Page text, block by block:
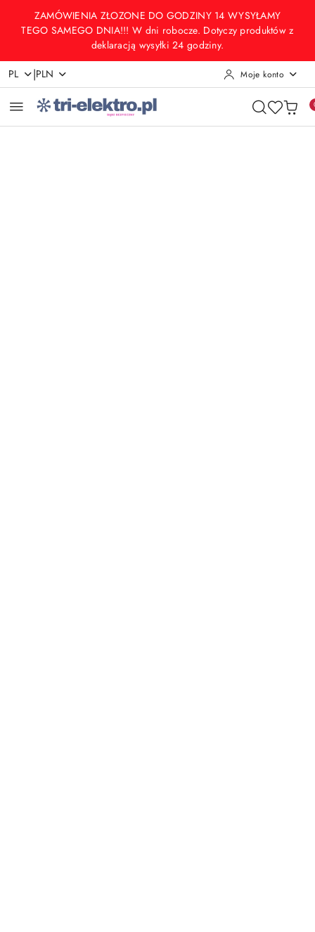
Przejdź do treści głównej
Przejdź do wyszukiwarki
Przejdź do moje konto
Przejdź do menu głównego
Przejdź do opisu produktu
Przejdź do stopki
ZAMÓWIENIA ZŁOZONE DO GODZINY 14 WYSYŁAMY
TEGO SAMEGO DNIA!!! W dni robocze. Dotyczy produktów z
deklaracją wysyłki 24 godziny.
PL |PLN Moje konto